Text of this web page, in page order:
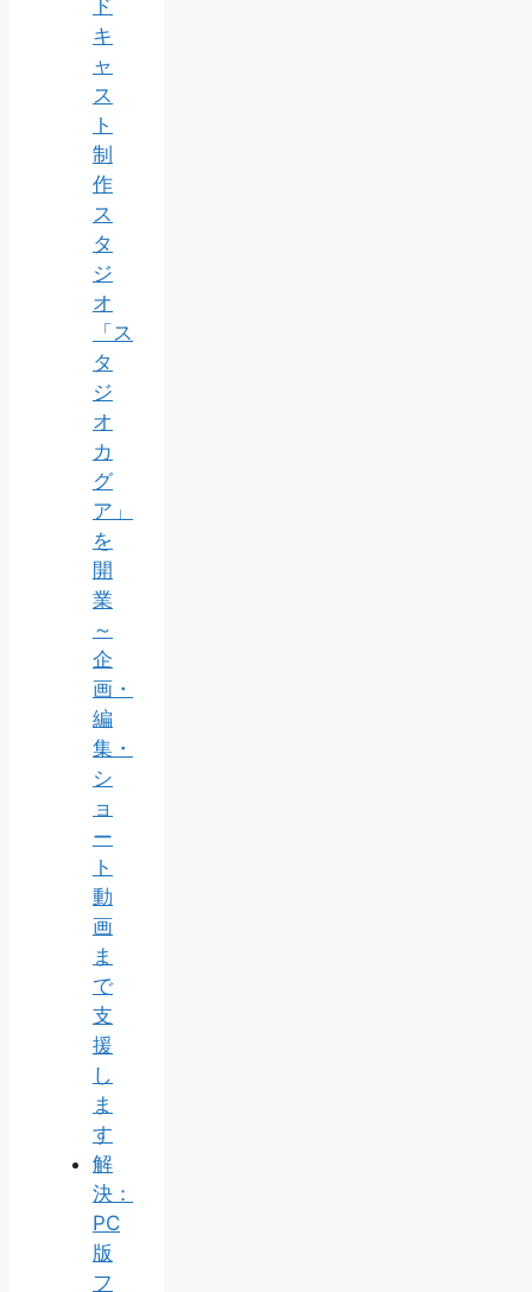
ド
キ
ャ
ス
ト
制
作
ス
タ
ジ
オ
「ス
タ
ジ
オ
カ
グ
ア」
を
開
業
～
企
画・
編
集・
シ
ョ
ー
ト
動
画
ま
で
支
援
し
ま
す
解
決：
PC
版
フ